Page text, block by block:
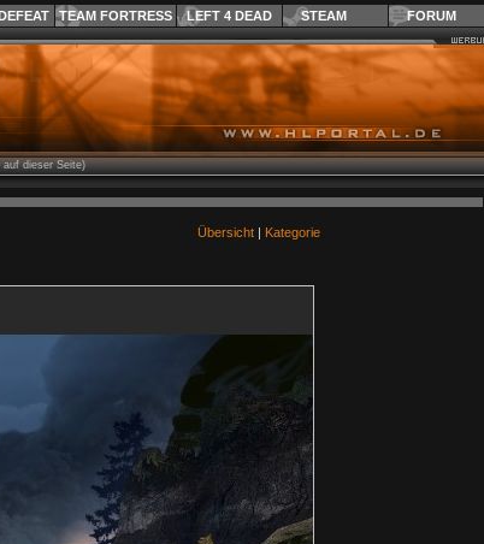
TEAM FORTRESS LEFT 4 DEAD STEAM FORUM
dieser Seite)
Übersicht| Kategorie